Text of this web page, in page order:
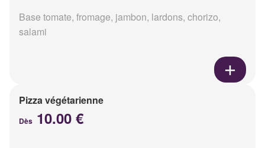
Base tomate, fromage, jambon, lardons, chorizo,
salami
Pizza végétarienne
Dès 10.00 €